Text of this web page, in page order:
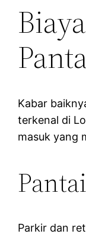
Kabar
terkenal di
masuk yang
Parkir dan